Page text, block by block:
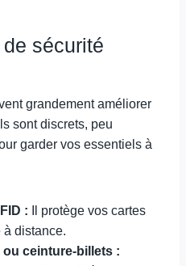
sécurité
grandement améliorer
sont discrets, peu
garder vos essentiels à
: Il protège vos cartes
à distance.
ceinture-billets :